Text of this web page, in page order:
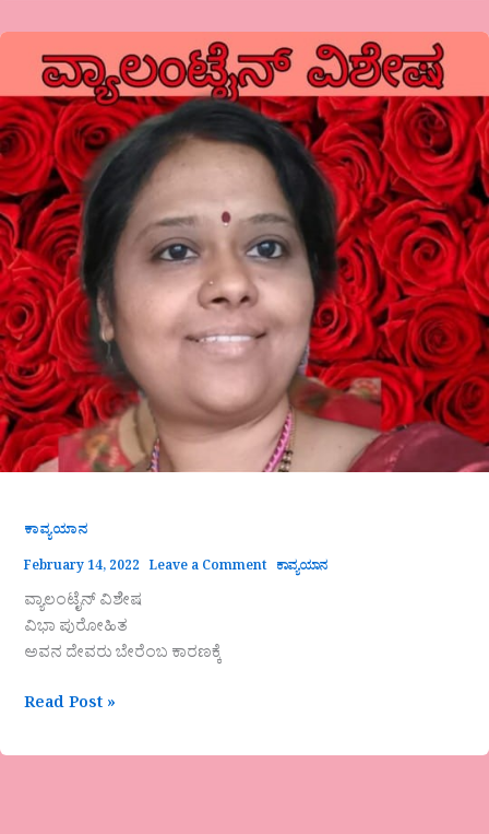
ಕಾವ್ಯಯಾನ
February 14, 2022 Leave a Comment ಕಾವ್ಯಯಾನ
ವ್ಯಾಲಂಟೈನ್ ವಿಶೇಷ
ವಿಭಾ ಪುರೋಹಿತ
ಅವನ ದೇವರು ಬೇರೆಂಬ ಕಾರಣಕ್ಕೆ
Read Post »